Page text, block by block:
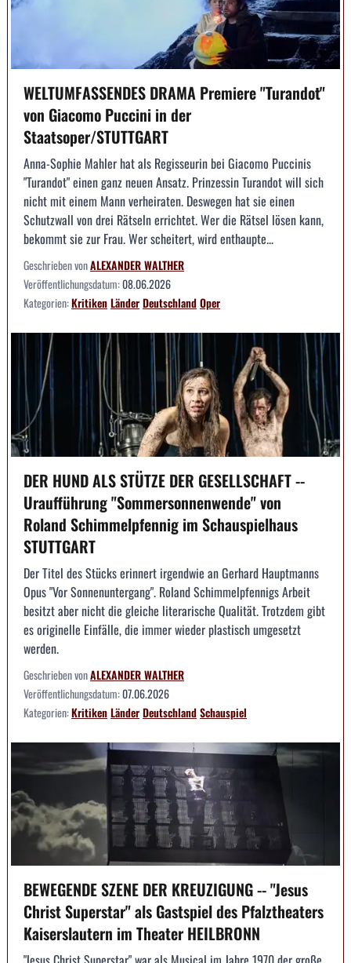
WELTUMFASSENDES DRAMA Premiere "Turandot"
von Giacomo Puccini in der
Staatsoper/STUTTGART
Anna-Sophie Mahler hat als Regisseurin bei Giacomo Puccinis
"Turandot" einen ganz neuen Ansatz. Prinzessin Turandot will sich
nicht mit einem Mann verheiraten. Deswegen hat sie einen
Schutzwall von drei Rätseln errichtet. Wer die Rätsel lösen kann,
bekommt sie zur Frau. Wer scheitert, wird enthaupte...
Geschrieben vonALEXANDER WALTHER
Veröffentlichungsdatum:08.06.2026
Kategorien:KritikenLänderDeutschlandOper
DER HUND ALS STÜTZE DER GESELLSCHAFT --
Uraufführung "Sommersonnenwende" von
Roland Schimmelpfennig im Schauspielhaus
STUTTGART
Der Titel des Stücks erinnert irgendwie an Gerhard Hauptmanns
Opus "Vor Sonnenuntergang". Roland Schimmelpfennigs Arbeit
besitzt aber nicht die gleiche literarische Qualität. Trotzdem gibt
es originelle Einfälle, die immer wieder plastisch umgesetzt
werden.
Geschrieben vonALEXANDER WALTHER
Veröffentlichungsdatum:07.06.2026
Kategorien:KritikenLänderDeutschlandSchauspiel
BEWEGENDE SZENE DER KREUZIGUNG -- "Jesus
Christ Superstar" als Gastspiel des Pfalztheaters
Kaiserslautern im Theater HEILBRONN